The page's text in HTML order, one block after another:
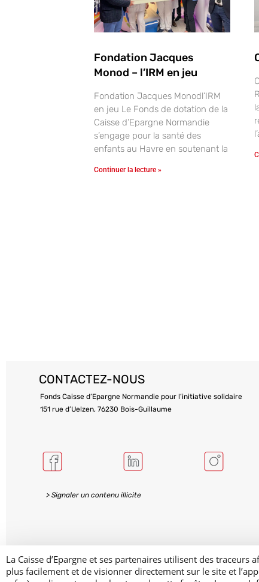
Fondation Jacques
Monod – l’IRM en jeu
Fondation Jacques Monodl’IRM
en jeu Le Fonds de dotation de la
Caisse d’Epargne Normandie
s’engage pour la santé des
enfants au Havre en soutenant la
Continuer la lecture »
CONTACTEZ-NOUS
Fonds Caisse d’Epargne Normandie pour l’initiative solidaire
151 rue d’Uelzen, 76230 Bois-Guillaume
> Signaler un contenu illicite
La Caisse d’Epargne et ses partenaires utilisent des
plus facilement et de visionner directement sur le site et